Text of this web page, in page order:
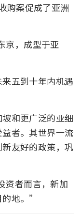
购案促成了亚洲
京，成型于亚
五到十年内机遇
和更广泛的亚细
者。其世界一流
友好的政策，巩
资者而言，新加
地。”